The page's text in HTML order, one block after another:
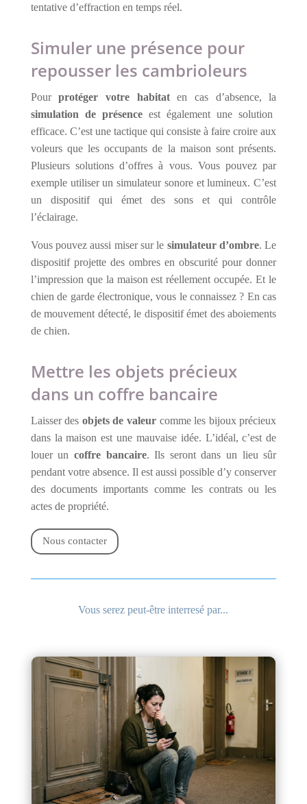
tentative d’effraction en temps réel.
Simuler une présence pour
repousser les cambrioleurs
Pourprotéger votre habitaten cas d’absence, la
simulation de présenceest également une solution
efficace. C’est une tactique qui consiste à faire croire aux
voleurs que les occupants de la maison sont présents.
Plusieurs solutions d’offres à vous. Vous pouvez par
exemple utiliser un simulateur sonore et lumineux. C’est
un dispositif qui émet des sons et qui contrôle
l’éclairage.
Vous pouvez aussi miser sur le simulateur d’ombre. Le
dispositif projette des ombres en obscurité pour donner
l’impression que la maison est réellement occupée. Et le
chien de garde électronique, vous le connaissez ? En cas
de mouvement détecté, le dispositif émet des aboiements
de chien.
Mettre les objets précieux
dans un coffre bancaire
Laisser des objets de valeur comme les bijoux précieux
dans la maison est une mauvaise idée. L’idéal, c’est de
louer un coffre bancaire. Ils seront dans un lieu sûr
pendant votre absence. Il est aussi possible d’y conserver
des documents importants comme les contrats ou les
actes de propriété.
Nous contacter
Vous serez peut-être interresé par...